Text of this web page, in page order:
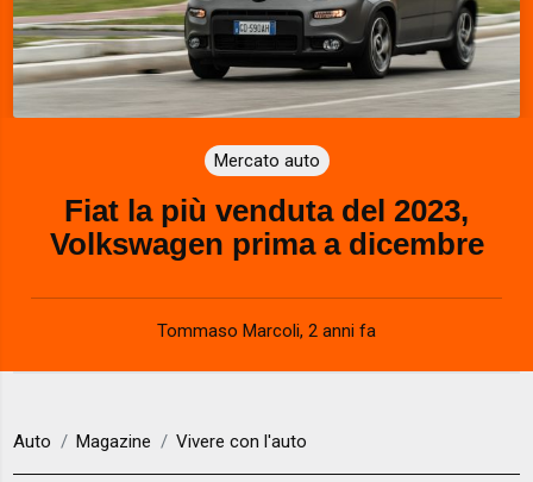
Mercato auto
Fiat la più venduta del 2023,
Volkswagen prima a dicembre
Tommaso Marcoli, 2 anni fa
Auto Magazine Vivere con l'auto